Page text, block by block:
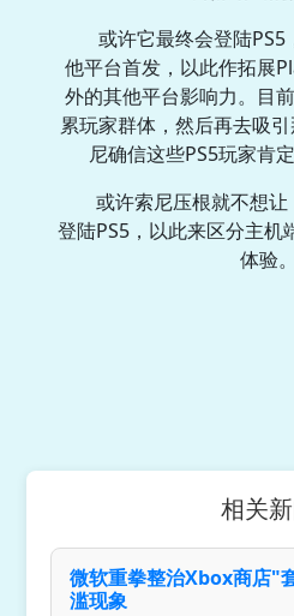
或许它最终会登陆
他平台首发，以此作拓展
外的其他平台影响力。目
累玩家群体，然后再去吸
尼确信这些PS5玩家肯
或许索尼压根就不想让
登陆PS5，以此来区分主机
体验。
相关
微软重拳整治Xbox商店"
滥现象